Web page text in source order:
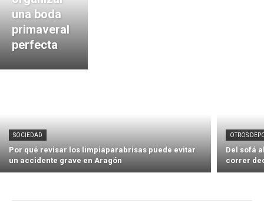
una boda
primaveral
perfecta
SOCIEDAD
Por qué revisar los limpiaparabrisas puede evitar
un accidente grave en Aragón
OTROS
Del sofá
correr